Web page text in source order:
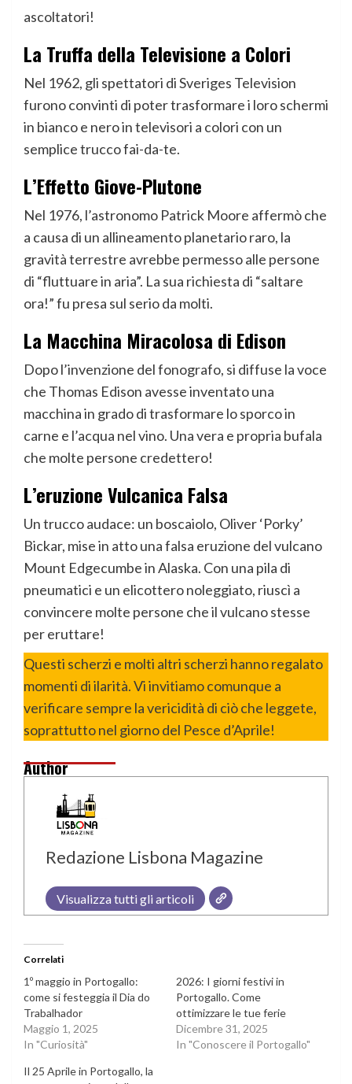
ascoltatori!
La Truffa della Televisione a Colori
Nel 1962, gli spettatori di Sveriges Television
furono convinti di poter trasformare i loro schermi
in bianco e nero in televisori a colori con un
semplice trucco fai-da-te.
L’Effetto Giove-Plutone
Nel 1976, l’astronomo Patrick Moore affermò che
a causa di un allineamento planetario raro, la
gravità terrestre avrebbe permesso alle persone
di “fluttuare in aria”. La sua richiesta di “saltare
ora!” fu presa sul serio da molti.
La Macchina Miracolosa di Edison
Dopo l’invenzione del fonografo, si diffuse la voce
che Thomas Edison avesse inventato una
macchina in grado di trasformare lo sporco in
carne e l’acqua nel vino. Una vera e propria bufala
che molte persone credettero!
L’eruzione Vulcanica Falsa
Un trucco audace: un boscaiolo, Oliver ‘Porky’
Bickar, mise in atto una falsa eruzione del vulcano
Mount Edgecumbe in Alaska. Con una pila di
pneumatici e un elicottero noleggiato, riuscì a
convincere molte persone che il vulcano stesse
per eruttare!
Questi scherzi e molti altri scherzi hanno regalato
momenti di ilarità. Vi invitiamo comunque a
verificare sempre la vericidità di ciò che leggete,
soprattutto nel giorno del Pesce d’Aprile!
Author
Redazione Lisbona Magazine
Visualizza tutti gli articoli
Correlati
1º maggio in Portogallo:
come si festeggia il Dia do
Trabalhador
Maggio 1, 2025
In "Curiosità"
2026: I giorni festivi in
Portogallo. Come
ottimizzare le tue ferie
Dicembre 31, 2025
In "Conoscere il Portogallo"
Il 25 Aprile in Portogallo, la